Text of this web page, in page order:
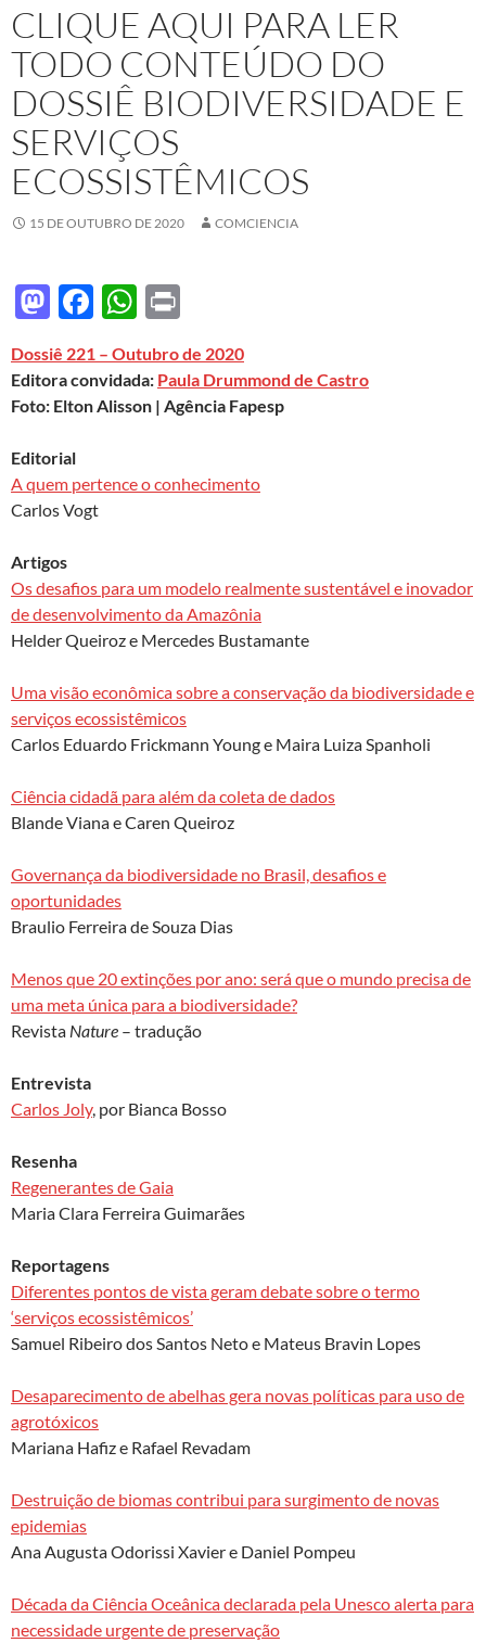
CLIQUE AQUI PARA LER
TODO CONTEÚDO DO
DOSSIÊ BIODIVERSIDADE E
SERVIÇOS
ECOSSISTÊMICOS
15 DE OUTUBRO DE 2020 COMCIENCIA
M
to
d
n
F
e
b
o
k
W
at
s
p
nt
Dossiê 221 – Outubro de 2020
Editora convidada: Paula Drummond de Castro
Foto: Elton Alisson | Agência Fapesp
Editorial
A quem pertence o conhecimento
Carlos Vogt
Artigos
Os desafios para um modelo realmente sustentável e inovador
de desenvolvimento da Amazônia
Helder Queiroz e Mercedes Bustamante
Uma visão econômica sobre a conservação da biodiversidade e
serviços ecossistêmicos
Carlos Eduardo Frickmann Young e Maira Luiza Spanholi
Ciência cidadã para além da coleta de dados
Blande Viana e Caren Queiroz
Governança da biodiversidade no Brasil, desafios e
oportunidades
Braulio Ferreira de Souza Dias
Menos que 20 extinções por ano: será que o mundo precisa de
uma meta única para a biodiversidade?
Revista Nature – tradução
Entrevista
Carlos Joly, por Bianca Bosso
Resenha
Regenerantes de Gaia
Maria Clara Ferreira Guimarães
Reportagens
Diferentes pontos de vista geram debate sobre o termo
‘serviços ecossistêmicos’
Samuel Ribeiro dos Santos Neto e Mateus Bravin Lopes
Desaparecimento de abelhas gera novas políticas para uso de
agrotóxicos
Mariana Hafiz e Rafael Revadam
Destruição de biomas contribui para surgimento de novas
epidemias
Ana Augusta Odorissi Xavier e Daniel Pompeu
Década da Ciência Oceânica declarada pela Unesco alerta para
necessidade urgente de preservação